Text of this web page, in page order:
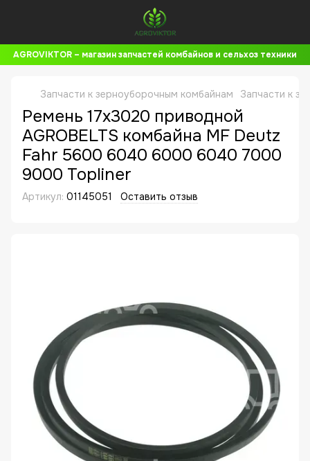
AGROVIKTOR – магазин запчастей комбайнов и сельхоз техники
Запчасти к зерноуборочным комбайнам Запчасти к
Ремень 17x3020 приводной
AGROBELTS комбайна MF Deutz
Fahr 5600 6040 6000 6040 7000
9000 Topliner
Артикул: 01145051 Оставить отзыв